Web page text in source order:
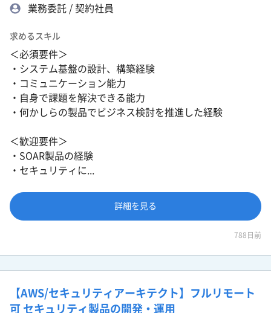
業務委託 / 契約社員
求めるスキル
＜必須要件＞
・システム基盤の設計、構築経験
・コミュニケーション能力
・自身で課題を解決できる能力
・何かしらの製品でビジネス検討を推進した経験
＜歓迎要件＞
・SOAR製品の経験
・セキュリティに...
詳細を見る
788日前
【AWS/セキュリティアーキテクト】フルリモート
可 セキュリティ製品の開発・運用